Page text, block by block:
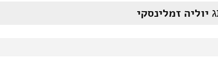
יוליה זמלינסקי